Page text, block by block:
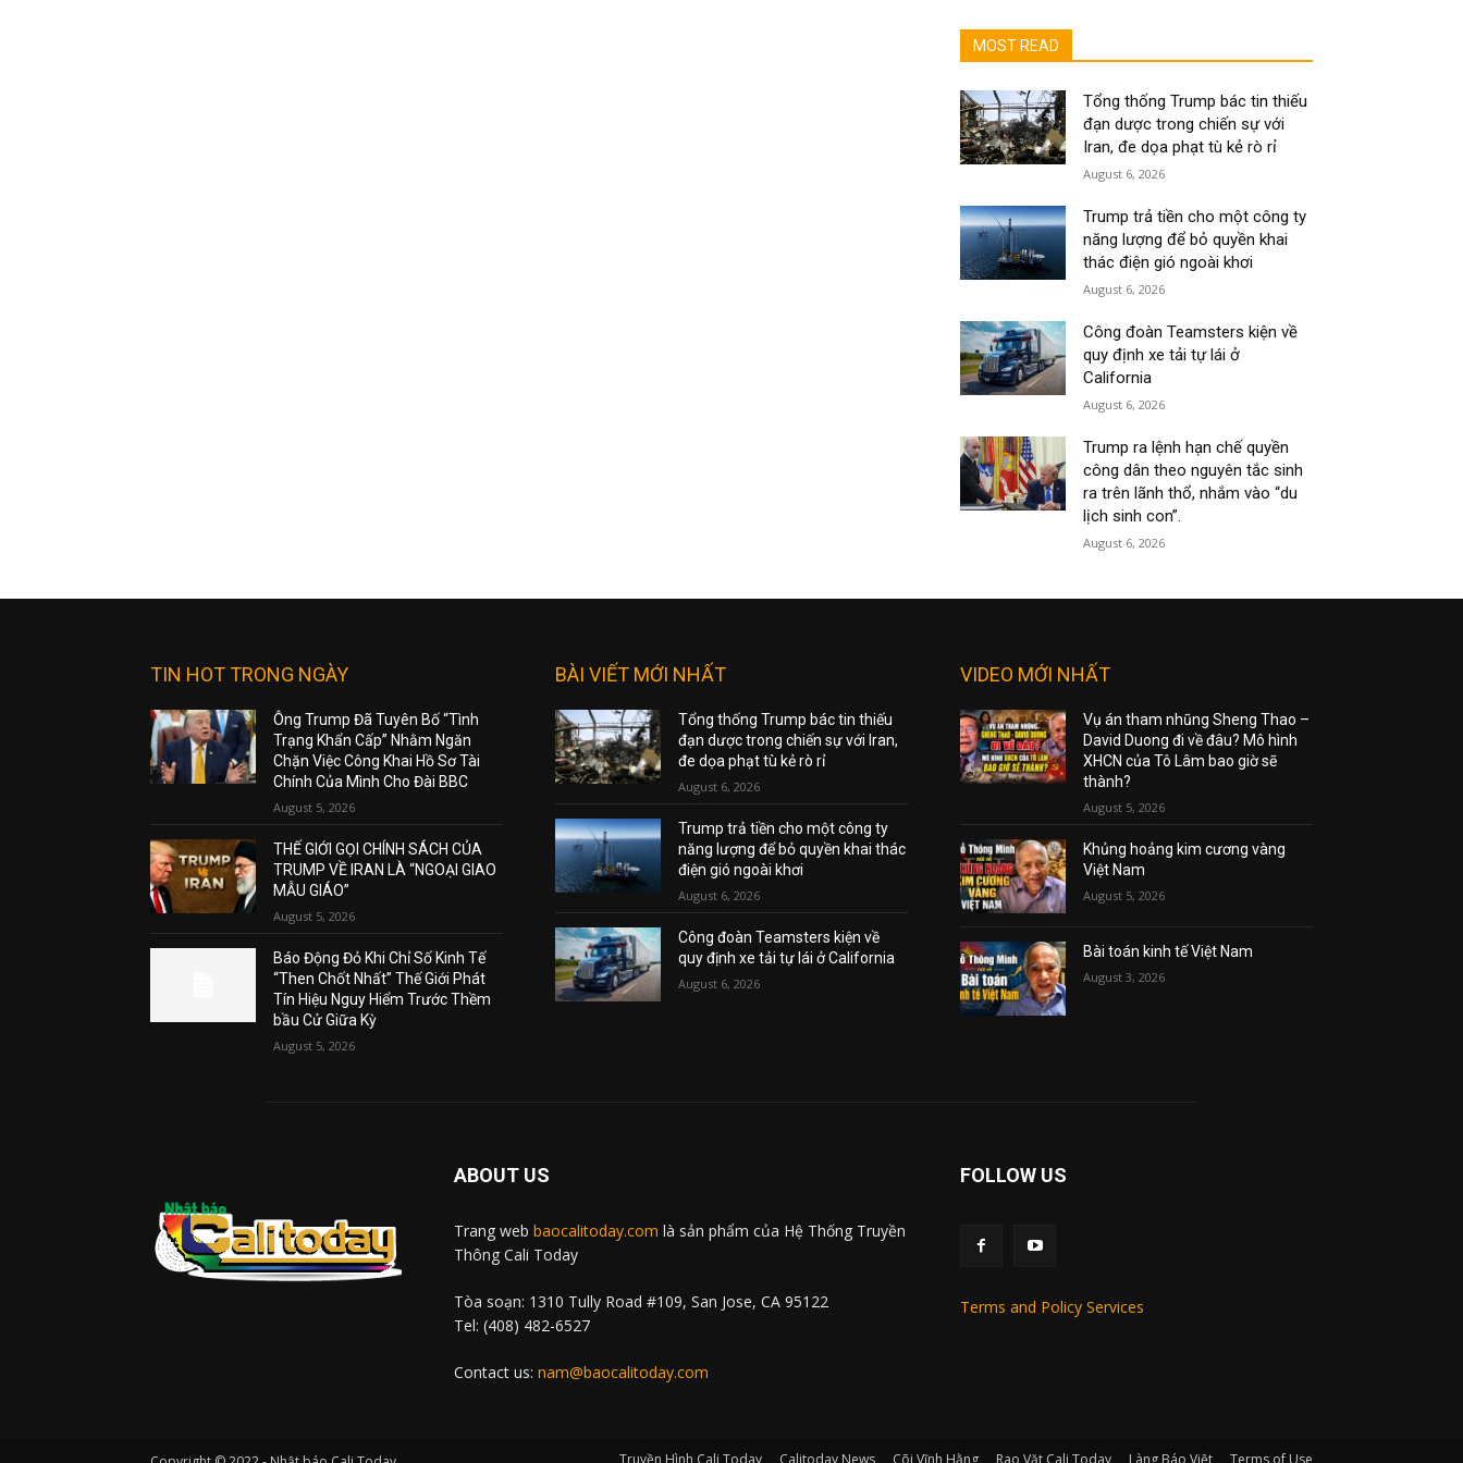
MOST READ
Tổng thống Trump bác tin thiếu
đạn dược trong chiến sự với
Iran, đe dọa phạt tù kẻ rò rỉ
August 6, 2026
Trump trả tiền cho một công ty
năng lượng để bỏ quyền khai
thác điện gió ngoài khơi
August 6, 2026
Công đoàn Teamsters kiện về
quy định xe tải tự lái ở
California
August 6, 2026
Trump ra lệnh hạn chế quyền
công dân theo nguyên tắc sinh
ra trên lãnh thổ, nhắm vào “du
lịch sinh con”.
August 6, 2026
TIN HOT TRONG NGÀY
Ông Trump Đã Tuyên Bố “Tình
Trạng Khẩn Cấp” Nhằm Ngăn
Chặn Việc Công Khai Hồ Sơ Tài
Chính Của Mình Cho Đài BBC
August 5, 2026
THẾ GIỚI GỌI CHÍNH SÁCH CỦA
TRUMP VỀ IRAN LÀ “NGOẠI GIAO
MẪU GIÁO”
August 5, 2026
Báo Động Đỏ Khi Chỉ Số Kinh Tế
“Then Chốt Nhất” Thế Giới Phát
Tín Hiệu Nguy Hiểm Trước Thềm
bầu Cử Giữa Kỳ
August 5, 2026
BÀI VIẾT MỚI NHẤT
Tổng thống Trump bác tin thiếu
đạn dược trong chiến sự với Iran,
đe dọa phạt tù kẻ rò rỉ
August 6, 2026
Trump trả tiền cho một công ty
năng lượng để bỏ quyền khai thác
điện gió ngoài khơi
August 6, 2026
Công đoàn Teamsters kiện về
quy định xe tải tự lái ở California
August 6, 2026
VIDEO MỚI NHẤT
Vụ án tham nhũng Sheng Thao –
David Duong đi về đâu? Mô hình
XHCN của Tô Lâm bao giờ sẽ
thành?
August 5, 2026
Khủng hoảng kim cương vàng
Việt Nam
August 5, 2026
Bài toán kinh tế Việt Nam
August 3, 2026
ABOUT US
Trang web baocalitoday.com là sản phẩm của Hệ Thống Truyền
Thông Cali Today
Tòa soạn: 1310 Tully Road #109, San Jose, CA 95122
Tel: (408) 482-6527
Contact us: nam@baocalitoday.com
FOLLOW US
Terms and Policy Services
Truyền Hình Cali Today Calitoday News Cõi Vĩnh Hằng Rao Vặt Cali Today Làng Báo Việt Terms of Use